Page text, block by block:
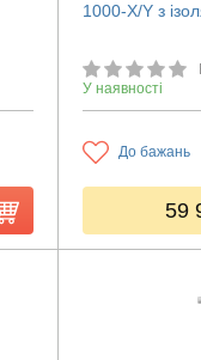
1000-X/Y з
У наявності
До бажань
59